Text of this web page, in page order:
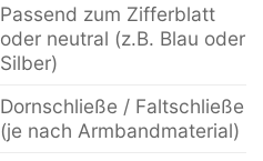
Passend zum Zifferblatt
oder neutral (z.B. Blau oder
Silber)
Dornschließe / Faltschließe
(je nach Armbandmaterial)